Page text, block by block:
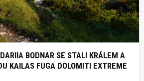
BODNAR SE STALI KRÁLEM A
KAILAS FUGA DOLOMITI EXTREME